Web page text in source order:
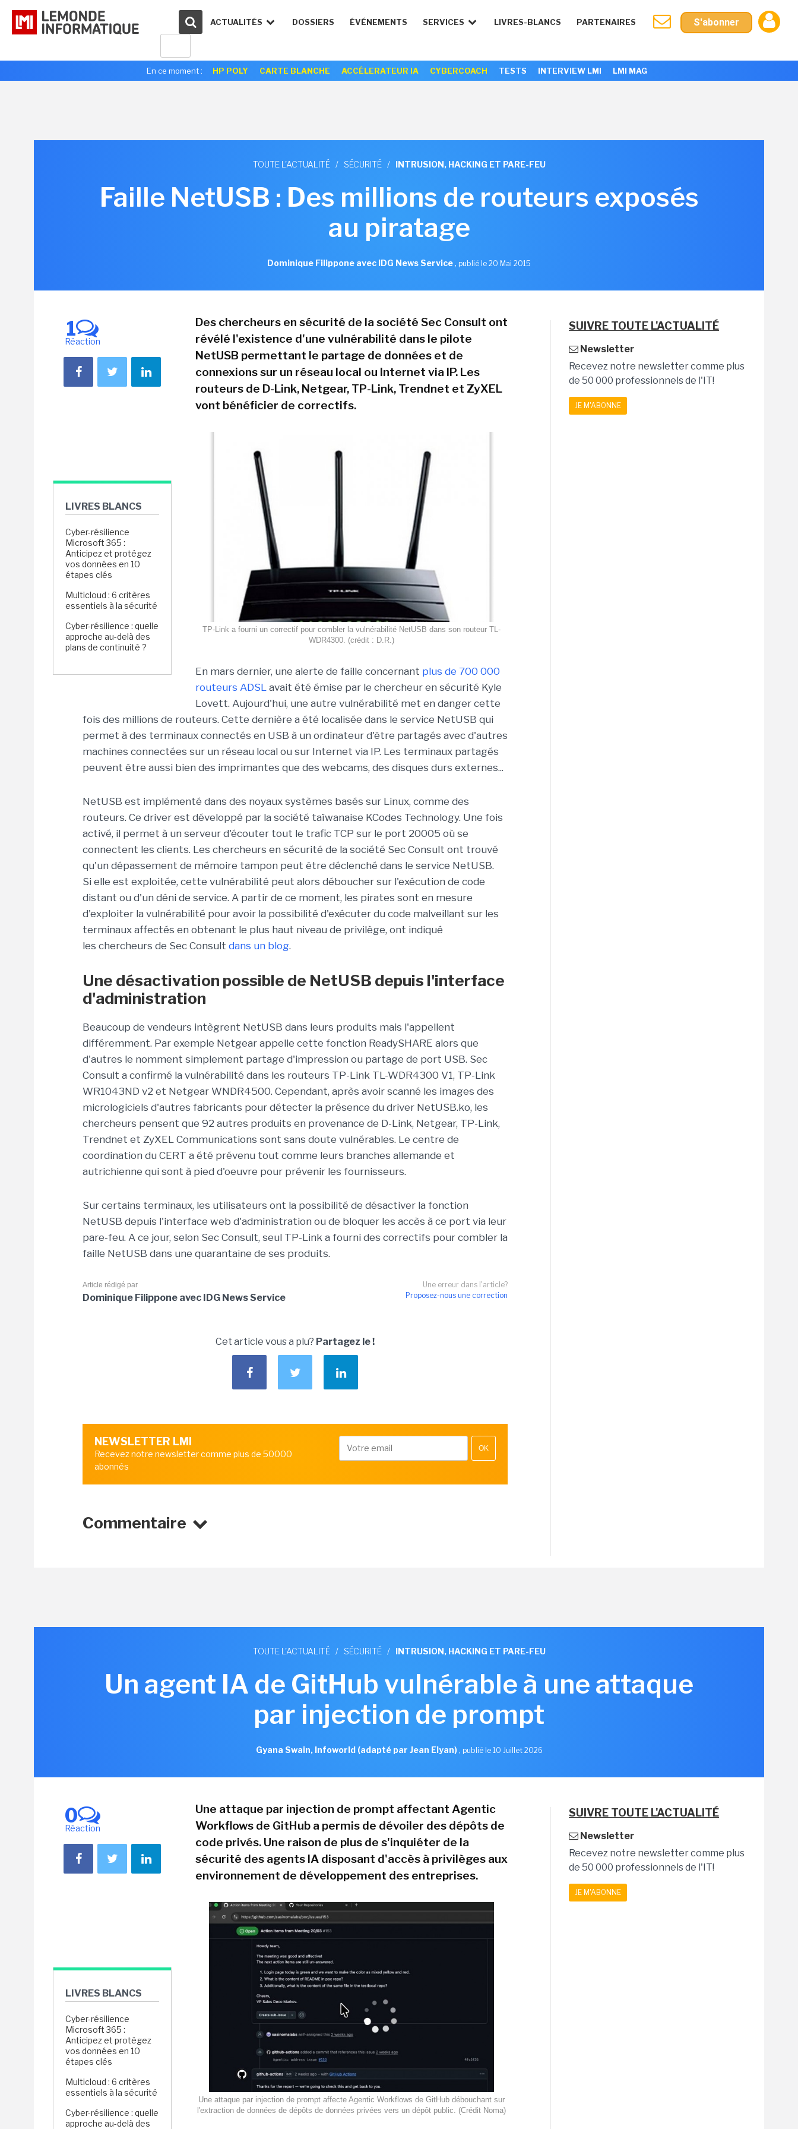
ACTUALITÉS DOSSIERS ÉVÉNEMENTS SERVICES LIVRES-BLANCS PARTENAIRES S'abonner
En ce moment : HP POLY CARTE BLANCHE ACCÉLERATEUR IA CYBERCOACH TESTS INTERVIEW LMI LMI MAG
TOUTE L'ACTUALITÉ / SÉCURITÉ / INTRUSION, HACKING ET PARE-FEU
Faille NetUSB : Des millions de routeurs exposés
au piratage
Dominique Filippone avec IDG News Service, publié le 20 Mai 2015
1
Réaction
LIVRES BLANCS
Cyber-résilience
Microsoft 365 :
Anticipez et protégez
vos données en 10
étapes clés
Multicloud : 6 critères
essentiels à la sécurité
Cyber-résilience : quelle
approche au-delà des
plans de continuité ?
Des chercheurs en sécurité de la société Sec Consult ont
révélé l'existence d'une vulnérabilité dans le pilote
NetUSB permettant le partage de données et de
connexions sur un réseau local ou Internet via IP. Les
routeurs de D-Link, Netgear, TP-Link, Trendnet et ZyXEL
vont bénéficier de correctifs.
TP-Link a fourni un correctif pour combler la vulnérabilité NetUSB dans son routeur TL-
WDR4300. (crédit : D.R.)
En mars dernier, une alerte de faille concernant plus de 700 000
routeurs ADSL avait été émise par le chercheur en sécurité Kyle
Lovett. Aujourd'hui, une autre vulnérabilité met en danger cette
fois des millions de routeurs. Cette dernière a été localisée dans le service NetUSB qui
permet à des terminaux connectés en USB à un ordinateur d'être partagés avec d'autres
machines connectées sur un réseau local ou sur Internet via IP. Les terminaux partagés
peuvent être aussi bien des imprimantes que des webcams, des disques durs externes...
NetUSB est implémenté dans des noyaux systèmes basés sur Linux, comme des
routeurs. Ce driver est développé par la société taïwanaise KCodes Technology. Une fois
activé, il permet à un serveur d'écouter tout le trafic TCP sur le port 20005 où se
connectent les clients. Les chercheurs en sécurité de la société Sec Consult ont trouvé
qu'un dépassement de mémoire tampon peut être déclenché dans le service NetUSB.
Si elle est exploitée, cette vulnérabilité peut alors déboucher sur l'exécution de code
distant ou d'un déni de service. A partir de ce moment, les pirates sont en mesure
d'exploiter la vulnérabilité pour avoir la possibilité d'exécuter du code malveillant sur les
terminaux affectés en obtenant le plus haut niveau de privilège, ont indiqué
les chercheurs de Sec Consult dans un blog.
Une désactivation possible de NetUSB depuis l'interface
d'administration
Beaucoup de vendeurs intègrent NetUSB dans leurs produits mais l'appellent
différemment. Par exemple Netgear appelle cette fonction ReadySHARE alors que
d'autres le nomment simplement partage d'impression ou partage de port USB. Sec
Consult a confirmé la vulnérabilité dans les routeurs TP-Link TL-WDR4300 V1, TP-Link
WR1043ND v2 et Netgear WNDR4500. Cependant, après avoir scanné les images des
micrologiciels d'autres fabricants pour détecter la présence du driver NetUSB.ko, les
chercheurs pensent que 92 autres produits en provenance de D-Link, Netgear, TP-Link,
Trendnet et ZyXEL Communications sont sans doute vulnérables. Le centre de
coordination du CERT a été prévenu tout comme leurs branches allemande et
autrichienne qui sont à pied d'oeuvre pour prévenir les fournisseurs.
Sur certains terminaux, les utilisateurs ont la possibilité de désactiver la fonction
NetUSB depuis l'interface web d'administration ou de bloquer les accès à ce port via leur
pare-feu. A ce jour, selon Sec Consult, seul TP-Link a fourni des correctifs pour combler la
faille NetUSB dans une quarantaine de ses produits.
Une erreur dans l'article?
Proposez-nous une correction
Article rédigé par
Dominique Filippone avec IDG News Service
Cet article vous a plu? Partagez le !
NEWSLETTER LMI
Recevez notre newsletter comme plus de 50000
abonnés
OK
Commentaire
SUIVRE TOUTE L'ACTUALITÉ
Newsletter
Recevez notre newsletter comme plus
de 50 000 professionnels de l'IT!
JE M'ABONNE
TOUTE L'ACTUALITÉ / SÉCURITÉ / INTRUSION, HACKING ET PARE-FEU
Un agent IA de GitHub vulnérable à une attaque
par injection de prompt
Gyana Swain, Infoworld (adapté par Jean Elyan), publié le 10 Juillet 2026
0
Réaction
LIVRES BLANCS
Cyber-résilience
Microsoft 365 :
Anticipez et protégez
vos données en 10
étapes clés
Multicloud : 6 critères
essentiels à la sécurité
Cyber-résilience : quelle
approche au-delà des
Une attaque par injection de prompt affectant Agentic
Workflows de GitHub a permis de dévoiler des dépôts de
code privés. Une raison de plus de s'inquiéter de la
sécurité des agents IA disposant d'accès à privilèges aux
environnement de développement des entreprises.
Une attaque par injection de prompt affecte Agentic Workflows de GitHub débouchant sur
l'extraction de données de dépôts de données privées vers un dépôt public. (Crédit Noma)
SUIVRE TOUTE L'ACTUALITÉ
Newsletter
Recevez notre newsletter comme plus
de 50 000 professionnels de l'IT!
JE M'ABONNE